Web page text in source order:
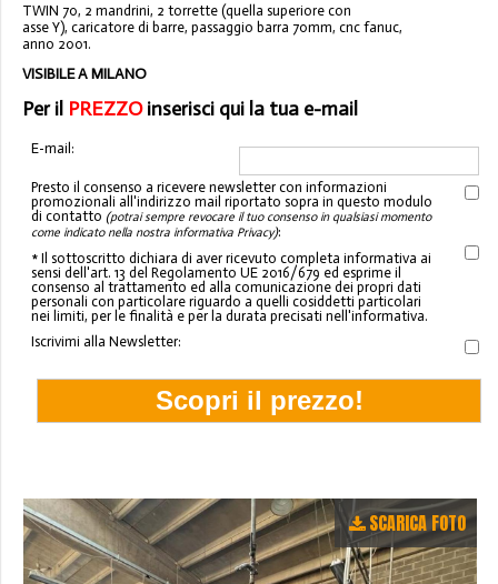
TWIN 70, 2 mandrini, 2 torrette (quella superiore con
asse Y), caricatore di barre, passaggio barra 70mm, cnc fanuc,
anno 2001.
VISIBILE A MILANO
Per il PREZZOinserisci qui la tua e-mail
E-mail:
Presto il consenso a ricevere newsletter con informazioni
promozionali all'indirizzo mail riportato sopra in questo modulo
di contatto (potrai sempre revocare il tuo consenso in qualsiasi momento
come indicato nella nostra informativa Privacy):
* Il sottoscritto dichiara di aver ricevuto completa informativa ai
sensi dell'art. 13 del Regolamento UE 2016/679 ed esprime il
consenso al trattamento ed alla comunicazione dei propri dati
personali con particolare riguardo a quelli cosiddetti particolari
nei limiti, per le finalità e per la durata precisati nell'informativa.
Iscrivimi alla Newsletter:
SCARICA FOTO